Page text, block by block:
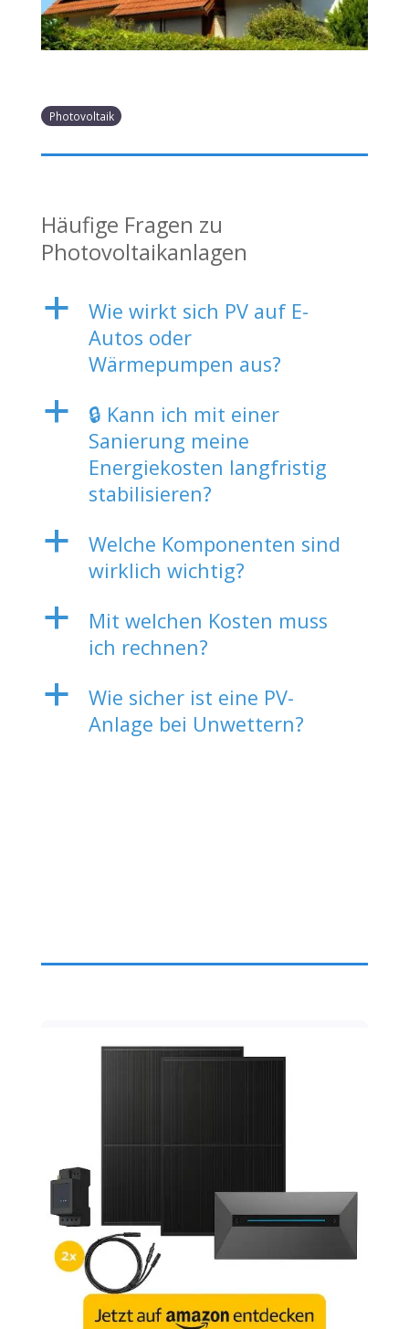
Photovoltaik
Häufige Fragen zu
Photovoltaikanlagen
a
Wie wirkt sich PV auf E-
Autos oder
Wärmepumpen aus?
a
🔒 Kann ich mit einer
Sanierung meine
Energiekosten langfristig
stabilisieren?
a
Welche Komponenten sind
wirklich wichtig?
a
Mit welchen Kosten muss
ich rechnen?
a
Wie sicher ist eine PV-
Anlage bei Unwettern?